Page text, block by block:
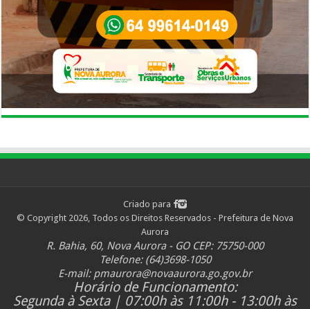
Criado para
© Copyright 2026, Todos os Direitos Reservados - Prefeitura de Nova
Aurora
R. Bahia, 60, Nova Aurora - GO CEP: 75750-000
Telefone: (64)3698-1050
E-mail: pmaurora@novaaurora.go.gov.br
Horário de Funcionamento:
Segunda à Sexta | 07:00h às 11:00h - 13:00h às